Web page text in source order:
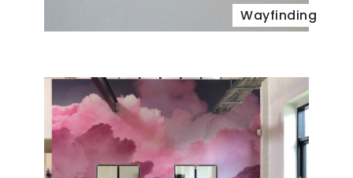
Wayfinding